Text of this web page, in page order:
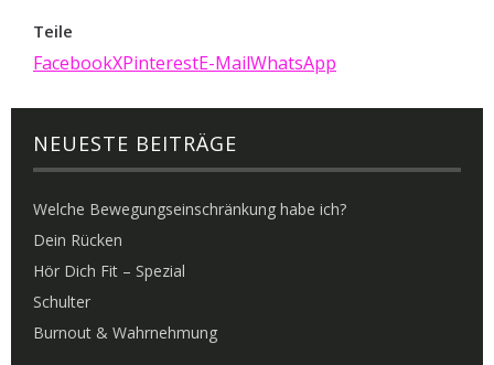
Teile
FacebookXPinterestE-MailWhatsApp
NEUESTE BEITRÄGE
Welche Bewegungseinschränkung habe ich?
Dein Rücken
Hör Dich Fit – Spezial
Schulter
Burnout & Wahrnehmung